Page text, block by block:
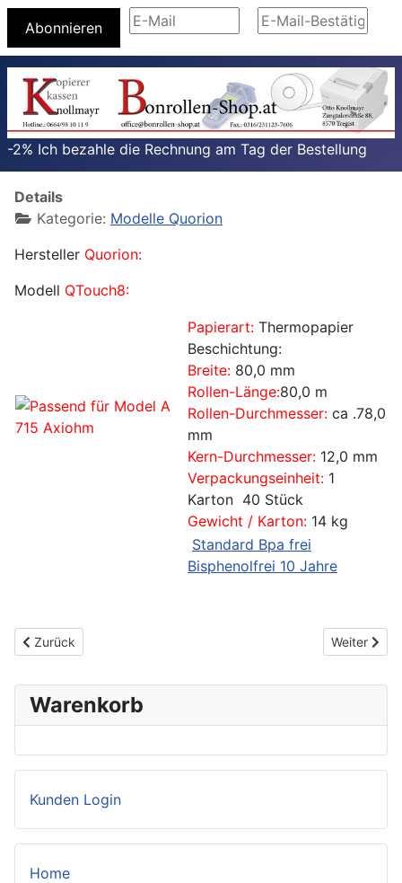
Abonnieren
-2% Ich bezahle die Rechnung am Tag der Bestellung
Warenkorb
Kunden Login
Home
Details
Kategorie: Modelle Quorion
Hersteller Quorion:
Modell QTouch8:
Papierart: Thermopapier
Beschichtung:
Breite: 80,0 mm
Rollen-Länge:80,0 m
Rollen-Durchmesser: ca .78,0
mm
Kern-Durchmesser: 12,0 mm
Verpackungseinheit: 1
Karton 40 Stück
Gewicht / Karton: 14 kg
Standard Bpa frei
Bisphenolfrei 10 Jahre
Vorheriger Beitrag: Quorion QTouch PCZ Thermorollen
Zurück Nächster
Weiter